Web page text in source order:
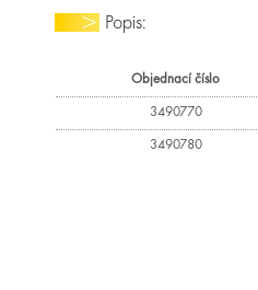
Popis:
Objednací číslo
3490770
3490780